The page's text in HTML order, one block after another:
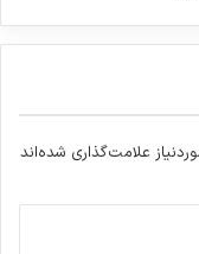
علامت‌گذاری شده‌اند